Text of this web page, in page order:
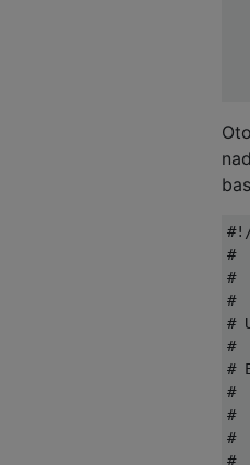
/*
#
#
#
#
#
#
#
#
#
#